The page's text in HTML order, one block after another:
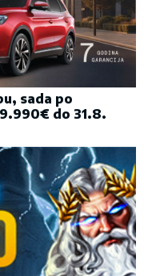
sada po
do 31.8.